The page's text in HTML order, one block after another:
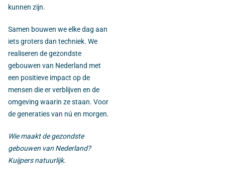
kunnen zijn.
Samen bouwen we elke dag aan
iets groters dan techniek. We
realiseren de gezondste
gebouwen van Nederland met
een positieve impact op de
mensen die er verblijven en de
omgeving waarin ze staan. Voor
de generaties van nú en morgen.
Wie maakt de gezondste
gebouwen van Nederland?
Kuijpers natuurlijk.